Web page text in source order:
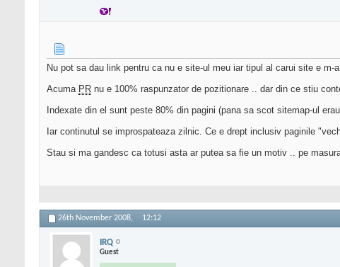
Nu pot sa dau link pentru ca nu e site-ul meu iar tipul al carui site e
Acuma PR nu e 100% raspunzator de pozitionare .. dar din ce stiu
Indexate din el sunt peste 80% din pagini (pana sa scot sitemap-ul
Iar continutul se improspateaza zilnic. Ce e drept inclusiv paginile
Stau si ma gandesc ca totusi asta ar putea sa fie un motiv .. pe
26th November 2008, 12:12
IRQ
Guest